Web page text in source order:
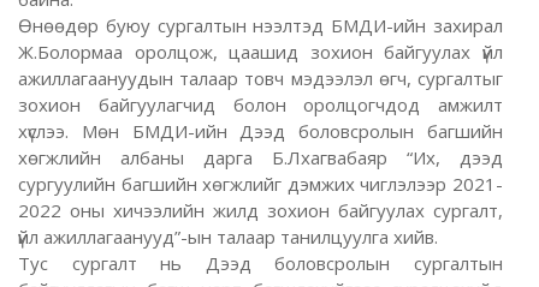
Өнөөдөр буюу сургалтын нээлтэд БМДИ-ийн захирал
Ж.Болормаа оролцож, цаашид зохион байгуулах үйл
ажиллагаануудын талаар товч мэдээлэл өгч, сургалтыг
зохион байгуулагчид болон оролцогчдод амжилт
хүслээ. Мөн БМДИ-ийн Дээд боловсролын багшийн
хөгжлийн албаны дарга Б.Лхагвабаяр “Их, дээд
сургуулийн багшийн хөгжлийг дэмжих чиглэлээр 2021-
2022 оны хичээлийн жилд зохион байгуулах сургалт,
үйл ажиллагаанууд”-ын талаар танилцуулга хийв.
Тус сургалт нь Дээд боловсролын сургалтын